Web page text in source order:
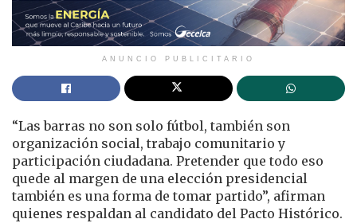
ANUNCIO PUBLICITARIO
“Las barras no son solo fútbol, también son
organización social, trabajo comunitario y
participación ciudadana. Pretender que todo eso
quede al margen de una elección presidencial
también es una forma de tomar partido”, afirman
quienes respaldan al candidato del Pacto Histórico.